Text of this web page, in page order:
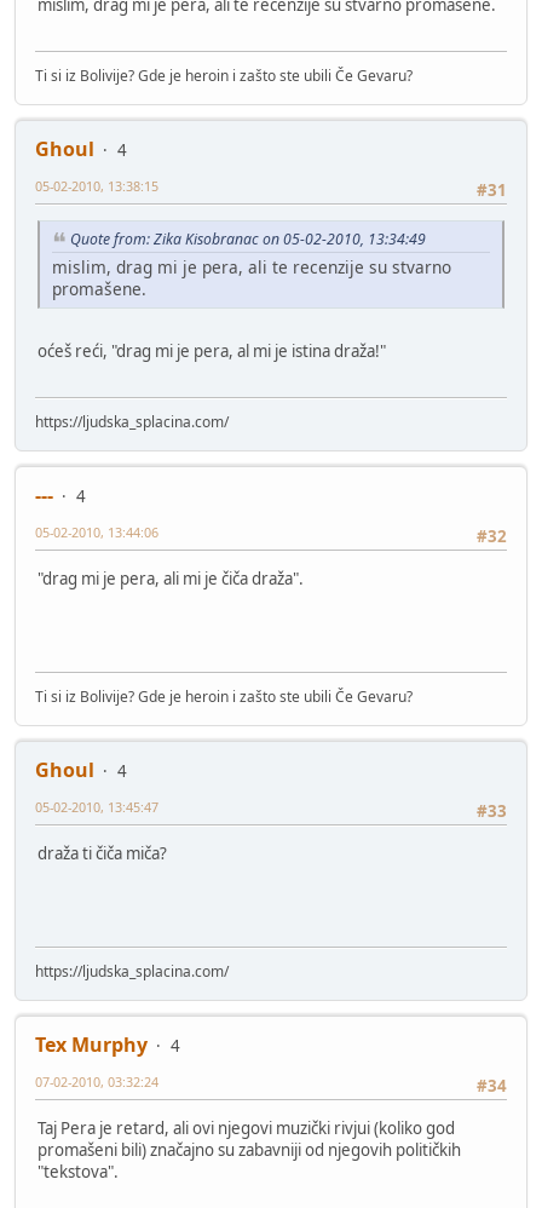
Ti si iz Bolivije? Gde je heroin i zašto ste ubili Če Gevaru?
Ghoul
4
#31
05-02-2010, 13:38:15
Quote from: Zika Kisobranac on 05-02-2010, 13:34:49
mislim, drag mi je pera, ali te recenzije su stvarno
promašene.
oćeš reći, "drag mi je pera, al mi je istina draža!"
https://ljudska_splacina.com/
---
4
#32
05-02-2010, 13:44:06
"drag mi je pera, ali mi je čiča draža".
Ti si iz Bolivije? Gde je heroin i zašto ste ubili Če Gevaru?
Ghoul
4
#33
05-02-2010, 13:45:47
draža ti čiča miča?
https://ljudska_splacina.com/
Tex Murphy
4
#34
07-02-2010, 03:32:24
Taj Pera je retard, ali ovi njegovi muzički rivjui (koliko god
promašeni bili) značajno su zabavniji od njegovih političkih
"tekstova".